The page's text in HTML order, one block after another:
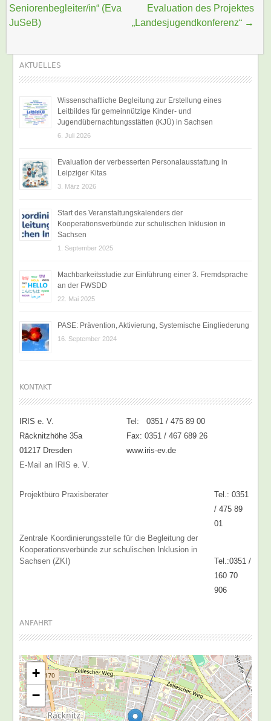
Seniorenbegleiter/in“ (Eva
JuSeB)
Evaluation des Projektes
„Landesjugendkonferenz“ →
AKTUELLES
Wissenschaftliche Begleitung zur Erstellung eines
Leitbildes für gemeinnützige Kinder- und
Jugendübernachtungsstätten (KJÜ) in Sachsen
6. Juli 2026
Evaluation der verbesserten Personalausstattung in
Leipziger Kitas
3. März 2026
Start des Veranstaltungskalenders der
Kooperationsverbünde zur schulischen Inklusion in
Sachsen
1. September 2025
Machbarkeitsstudie zur Einführung einer 3. Fremdsprache
an der FWSDD
22. Mai 2025
PASE: Prävention, Aktivierung, Systemische Eingliederung
16. September 2024
KONTAKT
IRIS e. V.
Tel: 0351 / 475 89 00
Räcknitzhöhe 35a
Fax: 0351 / 467 689 26
01217 Dresden
www.iris-ev.de
E-Mail an IRIS e. V.
Projektbüro Praxisberater
Tel.: 0351
/ 475 89
01
Zentrale Koordinierungsstelle für die Begleitung der
Kooperationsverbünde zur schulischen Inklusion in
Sachsen (ZKI)
Tel.:0351 /
160 70
906
ANFAHRT
+
−